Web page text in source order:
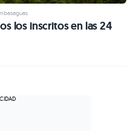
los inscritos en las 24